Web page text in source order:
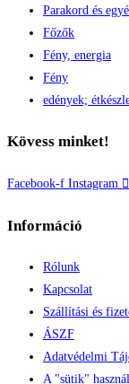
Parakord és
Főzők
Fény, energia
Fény
edények;
Kövess minket!
Facebook-f Instagram
Információ
Rólunk
Kapcsolat
Szállítási és
ÁSZF
Adatvédelmi
A "sütik"